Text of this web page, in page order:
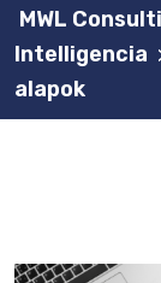
MWL
Intelligencia
alapok